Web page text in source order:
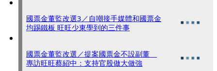
國票金董監改選3／自嘲接手媒體和國票金
均踢鐵板 旺旺少東學到的三件事
國票金董監改選／提案國票金不設副董
專訪旺旺蔡紹中：支持官股做大做強